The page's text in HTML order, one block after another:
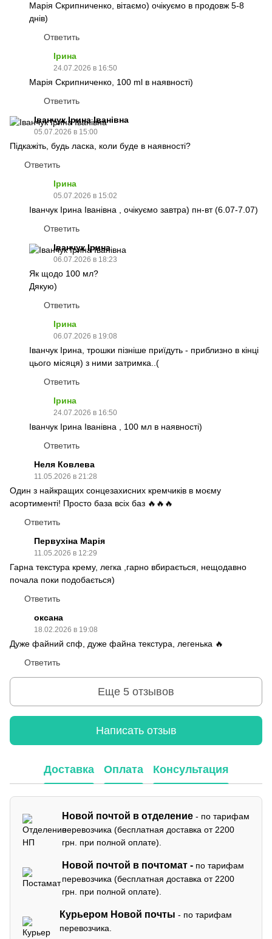
Марія Скрипниченко, вітаємо) очікуємо в продовж 5-8
днів)
Ответить
Ірина
24.07.2026 в 16:50
Марія Скрипниченко, 100 ml в наявності)
Ответить
Іванчук Ірина Іванівна
05.07.2026 в 15:00
Підкажіть, будь ласка, коли буде в наявності?
Ответить
Ірина
05.07.2026 в 15:02
Іванчук Ірина Іванівна , очікуємо завтра) пн-вт (6.07-7.07)
Ответить
Іванчук Ірина
06.07.2026 в 18:23
Як щодо 100 мл?
Дякую)
Ответить
Ірина
06.07.2026 в 19:08
Іванчук Ірина, трошки пізніше приїдуть - приблизно в кінці
цього місяця) з ними затримка..(
Ответить
Ірина
24.07.2026 в 16:50
Іванчук Ірина Іванівна , 100 мл в наявності)
Ответить
Неля Ковлева
11.05.2026 в 21:28
Один з найкращих сонцезахисних кремчиків в моєму
асортименті! Просто база всіх баз 🔥🔥🔥
Ответить
Первухіна Марія
11.05.2026 в 12:29
Гарна текстура крему, легка ,гарно вбирається, нещодавно
почала поки подобається)
Ответить
оксана
18.02.2026 в 19:08
Дуже файний спф, дуже файна текстура, легенька 🔥
Ответить
Еще 5 отзывов
Написать отзыв
Доставка Оплата Консультация
Новой почтой в отделение - по тарифам
перевозчика (бесплатная доставка от 2200
грн. при полной оплате).
Новой почтой в почтомат - по тарифам
перевозчика (бесплатная доставка от 2200
грн. при полной оплате).
Курьером Новой почты - по тарифам
перевозчика.